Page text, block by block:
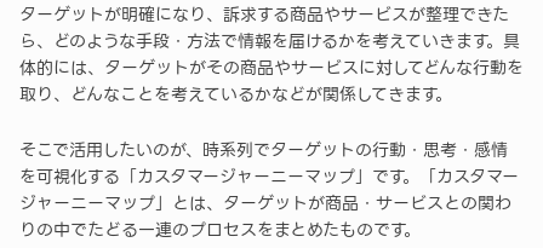
ターゲットが明確になり、訴求する商品やサービスが整理できた
ら、どのような手段・方法で情報を届けるかを考えていきます。具
体的には、ターゲットがその商品やサービスに対してどんな行動を
取り、どんなことを考えているかなどが関係してきます。
そこで活用したいのが、時系列でターゲットの行動・思考・感情
を可視化する「カスタマージャーニーマップ」です。「カスタマー
ジャーニーマップ」とは、ターゲットが商品・サービスとの関わ
りの中でたどる一連のプロセスをまとめたものです。